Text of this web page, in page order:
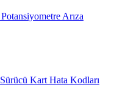
Arıza
Kart Hata Kodları